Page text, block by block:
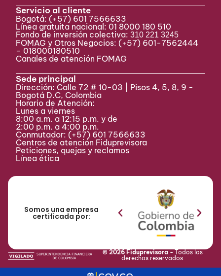
Servicio al cliente
Bogotá: (+57) 601 7566633
Línea gratuita nacional: 01 8000 180 510
Fondo de inversión colectiva:310 221 3245
FOMAG y Otros Negocios: (+57) 601-7562444
– 018000180510
Canales de atención FOMAG
Sede principal
Dirección: Calle 72 # 10-03 | Pisos 4, 5, 8, 9 -
Bogotá D.C, Colombia
Horario de Atención:
Lunes a viernes
8:00 a.m. a 12:15 p.m. y de
2:00 p.m. a 4:00 p.m.
Conmutador: (+57) 601 7566633
Centros de atención Fiduprevisora
Peticiones, quejas y reclamos
Línea ética
Somos una empresa
certificada por:
© 2026 Fiduprevisora -Todos los
derechos reservados.